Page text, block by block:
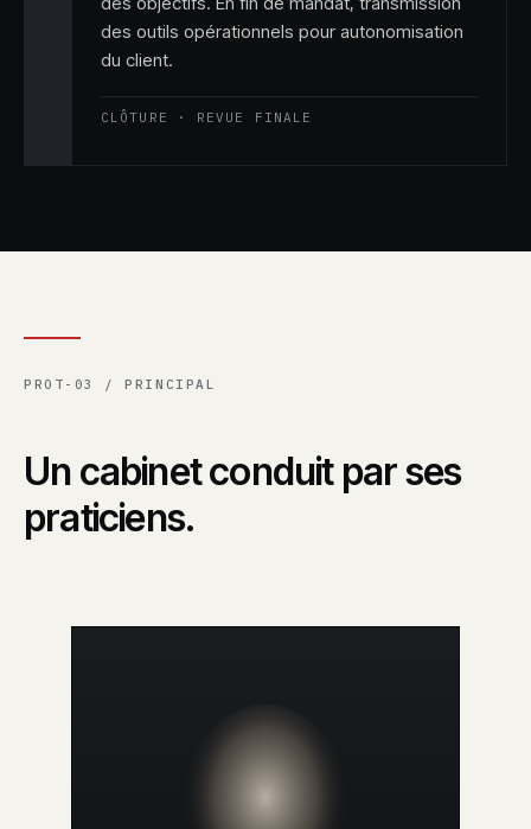
des outils opérationnels pour autonomisation
du client.
CLÔTURE · REVUE FINALE
PROT-03 / PRINCIPAL
Un cabinet conduit par ses
praticiens.